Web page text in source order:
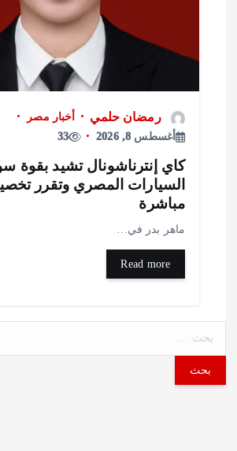
رمضان حلمي
أخبار مصر
أغسطس 8, 2026
33
إنترناشونال تشيد بقوة سوق
المصري وتقرر تخصيص ادارة
بدر في…